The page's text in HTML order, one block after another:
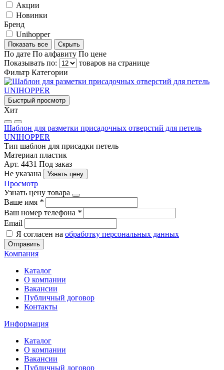
Акции
Новинки
Бренд
Unihopper
Показать все Скрыть
По дате По алфавиту По цене
Показывать по:
товаров на странице
Фильтр Категории
Быстрый просмотр
Хит
Шаблон для разметки присадочных отверстий для петель
UNIHOPPER
Тип шаблон для присадки петель
Материал пластик
Арт. 4431 Под заказ
Не указана
Узнать цену
Просмотр
Узнать цену товара
Ваше имя *
Ваш номер телефона *
Email
Я согласен на обработку персональных данных
Отправить
Компания
Каталог
О компании
Вакансии
Публичный договор
Контакты
Информация
Каталог
О компании
Вакансии
Публичный договор